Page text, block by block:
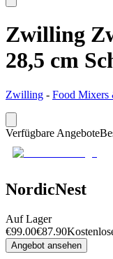
Zwilling
28,5 cm
Zwilling - Food Mixers
Verfügbare Angebote
NordicNest
Auf Lager
€99.00€87.90
Angebot ansehen